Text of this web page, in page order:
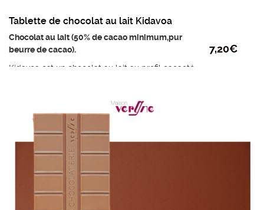
Tablette de chocolat au lait Kidavoa
Chocolat au lait (50% de cacao minimum,pur
beurre de cacao).
Kidavoa est un chocolat au lait au profil cacaoté
Madagascar fermentées en présence de fruits,
beurre de cacao, LAIT entier en poudre,
émulsifiant: lécithine de tournesol.
Poids mini : 95g
Prix au kilo : 75,80 €
7,20€